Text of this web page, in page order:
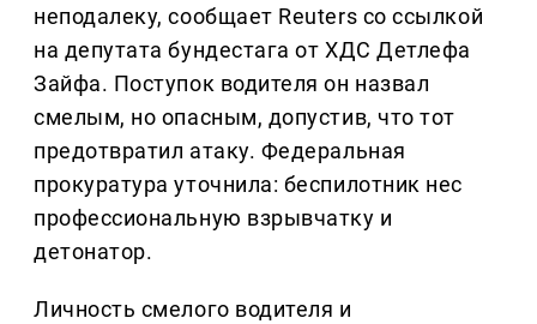
неподалеку, сообщает Reuters со ссылкой
на депутата бундестага от ХДС Детлефа
Зайфа. Поступок водителя он назвал
смелым, но опасным, допустив, что тот
предотвратил атаку. Федеральная
прокуратура уточнила: беспилотник нес
профессиональную взрывчатку и
детонатор.
Личность смелого водителя и